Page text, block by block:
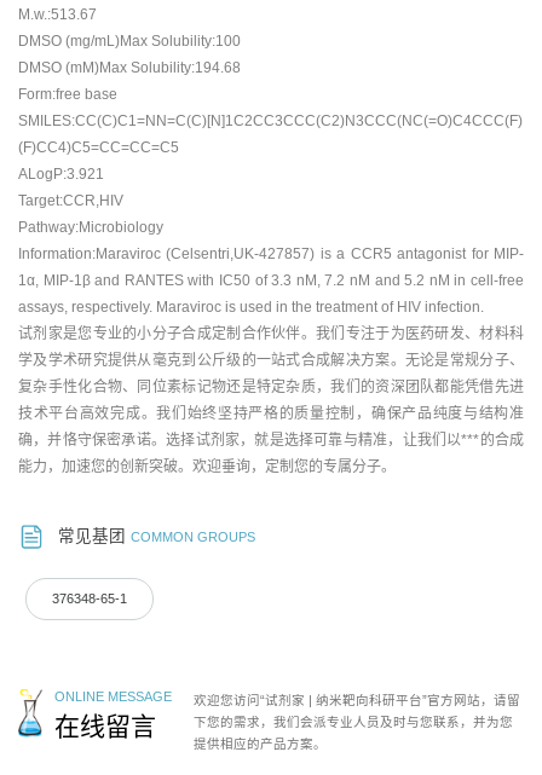
M.w.:513.67
DMSO (mg/mL)Max Solubility:100
DMSO (mM)Max Solubility:194.68
Form:free base
SMILES:CC(C)C1=NN=C(C)[N]1C2CC3CCC(C2)N3CCC(NC(=O)C4CCC(F)
(F)CC4)C5=CC=CC=C5
ALogP:3.921
Target:CCR,HIV
Pathway:Microbiology
Information:Maraviroc (Celsentri,UK-427857) is a CCR5 antagonist for MIP-
1α, MIP-1β and RANTES with IC50 of 3.3 nM, 7.2 nM and 5.2 nM in cell-free
assays, respectively. Maraviroc is used in the treatment of HIV infection.
试剂家是您专业的小分子合成定制合作伙伴。我们专注于为医药研发、材料科
学及学术研究提供从毫克到公斤级的一站式合成解决方案。无论是常规分子、
复杂手性化合物、同位素标记物还是特定杂质，我们的资深团队都能凭借先进
技术平台高效完成。我们始终坚持严格的质量控制，确保产品纯度与结构准
确，并恪守保密承诺。选择试剂家，就是选择可靠与精准，让我们以***的合成
能力，加速您的创新突破。欢迎垂询，定制您的专属分子。
常见基团 COMMON GROUPS
376348-65-1
ONLINE MESSAGE
在线留言
欢迎您访问“试剂家 | 纳米靶向科研平台”官方网站，请留
下您的需求，我们会派专业人员及时与您联系，并为您
提供相应的产品方案。